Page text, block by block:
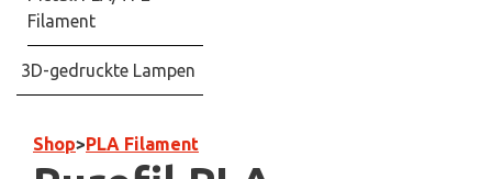
Filament
3D-gedruckte Lampen
Shop>PLA Filament